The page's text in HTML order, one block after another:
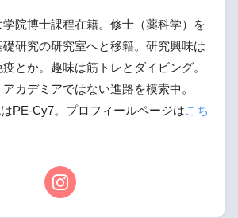
学院博士課程在籍。修士（薬科学）を
研究の研究室へと移籍。研究興味は
とか。趣味は筋トレとダイビング。
カデミアではない進路を模索中。
PE-Cy7。プロフィールページはこち